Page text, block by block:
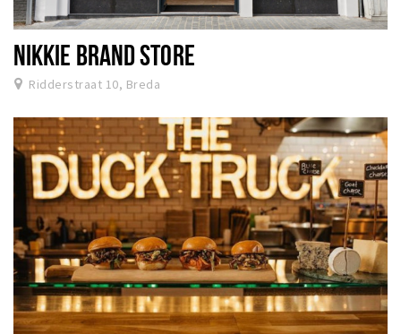
NIKKIE BRAND STORE
Ridderstraat 10, Breda